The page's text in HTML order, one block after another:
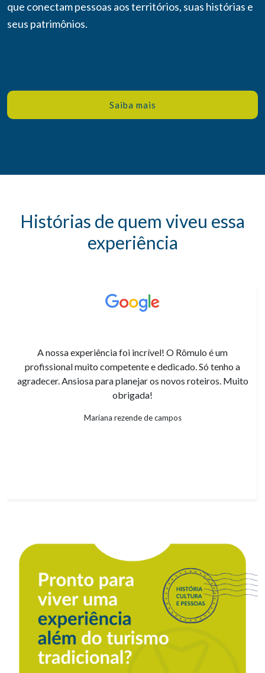
que conectam pessoas aos territórios, suas histórias e
seus patrimônios.
Saiba mais
Histórias de quem viveu essa
experiência
A nossa experiência foi incrível! O Rômulo é um
profissional muito competente e dedicado. Só tenho a
agradecer. Ansiosa para planejar os novos roteiros. Muito
obrigada!
Mariana rezende de campos